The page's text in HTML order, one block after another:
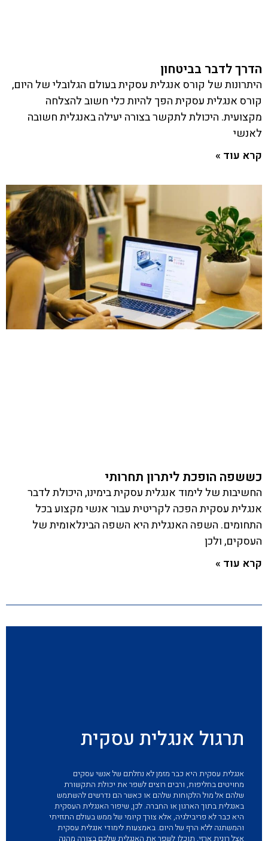
הדרך לדבר בביטחון
היתרונות של קורס אנגלית עסקית בעולם הגלובלי של היום,
קורס אנגלית עסקית הפך להיות כלי חשוב להצלחה
מקצועית. היכולת לתקשר בצורה יעילה באנגלית חשובה
לאנשי
קרא עוד »
כששפה הופכת ליתרון תחרותי
החשיבות של לימוד אנגלית עסקית בימינו, היכולת לדבר
אנגלית עסקית הפכה לקריטית עבור אנשי מקצוע בכל
התחומים. השפה האנגלית היא השפה הבינלאומית של
העסקים, ולכן
קרא עוד »
תרגול אנגלית עסקית
אנגלית עסקית היא כבר מזמן לא נחלתם של אנשי עסקים
מחויטים בחליפות, ורבים רוצים לשפר את יכולת התקשורת
שלהם אל מול הלקוחות שלהם או כאשר הם נדרשים להשתמש
באנגלית בתוך הארגון או החברה. לכן, שיפור האנגלית העסקית
היא כבר לא פריבילגיה, אלא צורך קיומי של ממש בעולם התזזיתי
והמשתנה ללא הרף של היום. באמצעות לימודי אנגלית עסקית
אצל רונית ארזי, תוכלו לשפר את האנגלית שלכם בצורה מהנה